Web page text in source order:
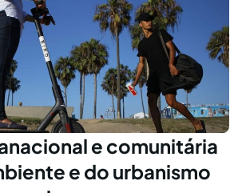
e comunitária
e do urbanismo